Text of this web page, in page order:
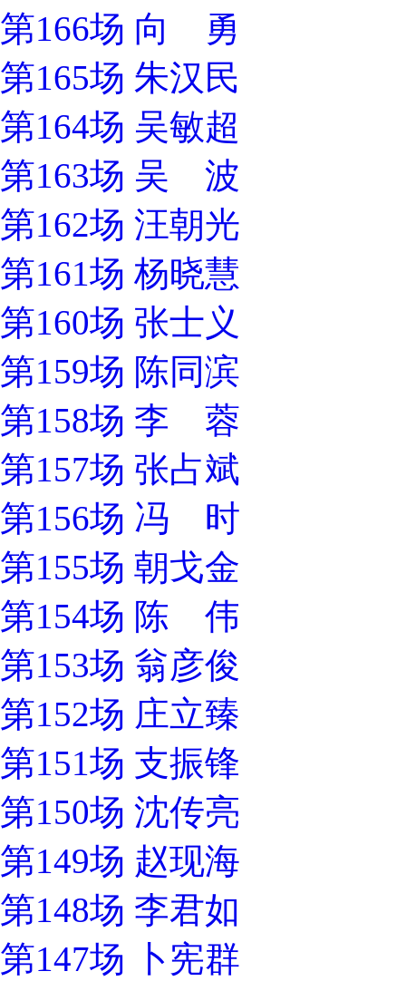
第166场 向 勇
第165场 朱汉民
第164场 吴敏超
第163场 吴 波
第162场 汪朝光
第161场 杨晓慧
第160场 张士义
第159场 陈同滨
第158场 李 蓉
第157场 张占斌
第156场 冯 时
第155场 朝戈金
第154场 陈 伟
第153场 翁彦俊
第152场 庄立臻
第151场 支振锋
第150场 沈传亮
第149场 赵现海
第148场 李君如
第147场 卜宪群